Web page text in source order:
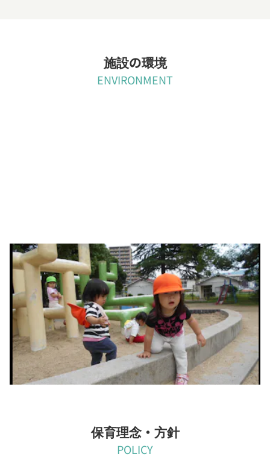
施設の環境
ENVIRONMENT
お散歩大好き！
お天気の日は近くの公園までお散歩！砂場や滑り台で遊んだり、
かけっこしたり・・・
みんな公園が大好きです。
公園に行くまでの道中にも発見がいっぱい！
保育理念・方針
POLICY